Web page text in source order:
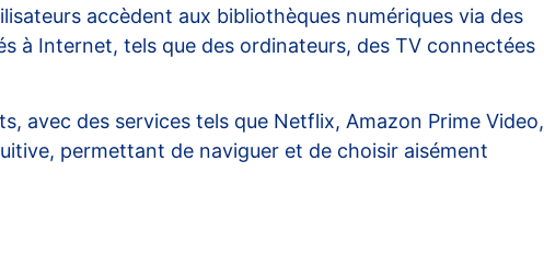
accèdent aux bibliothèques numériques via des
à Internet, tels que des ordinateurs, des TV connectées
avec des services tels que Netflix, Amazon Prime Video,
permettant de naviguer et de choisir aisément